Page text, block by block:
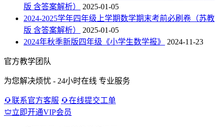
版 含答案解析）
2025-01-05
2024-2025学年四年级上学期数学期末考前必刷卷（苏教
版 含答案解析）
2025-01-05
2024年秋季新版四年级《小学生数学报》
2024-11-23
官方教学团队
为您解决烦忧 - 24小时在线 专业服务
联系官方客服
在线提交工单
立即开通VIP会员